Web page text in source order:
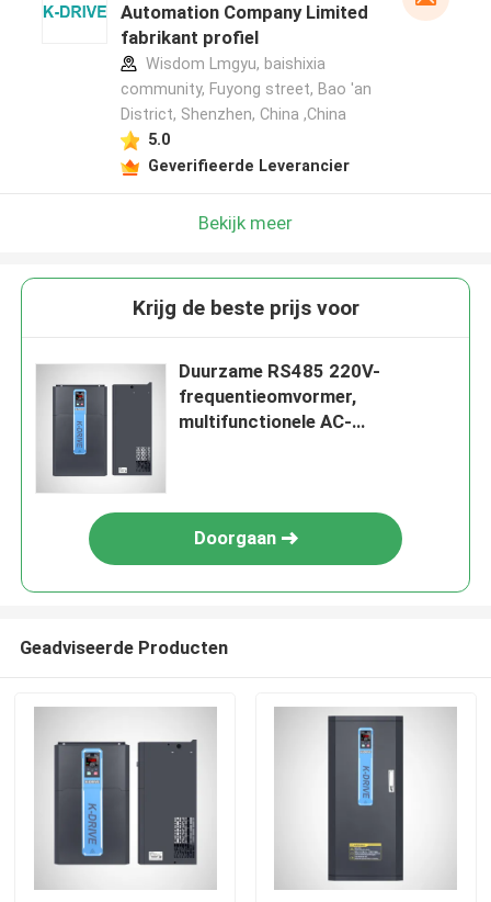
Automation Company Limited
fabrikant profiel
Wisdom Lmgyu, baishixia
community, Fuyong street, Bao 'an
District, Shenzhen, China ,China
5.0
Geverifieerde Leverancier
Bekijk meer
Krijg de beste prijs voor
Duurzame RS485 220V-
frequentieomvormer,
multifunctionele AC-
Doorgaan
Geadviseerde Producten